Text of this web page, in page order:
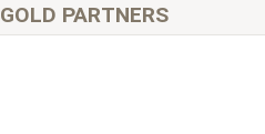
GOLD PARTNERS